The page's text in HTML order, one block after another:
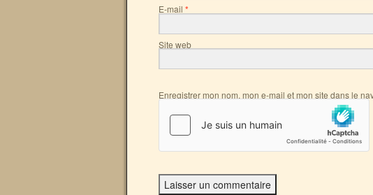
E-mail *
Site web
Enregistrer mon nom, mon e-mail et mon site dans le